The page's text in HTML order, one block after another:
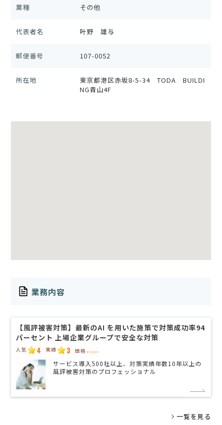
業種 その他
代表者名 叶野 雄与
郵便番号 107-0052
所在地
東京都港区赤坂8-5-34 TODA BUILDI
NG青山4F
業務内容
【風評被害対策】最新のAI を用いた施策で対策成功率94
パーセント 上場企業グループで安全な対策
人気 4 実績 3 価格 -----
サービス導入500社以上、対策実績年数10年以上の
風評被害対策のプロフェッショナル
一覧を見る